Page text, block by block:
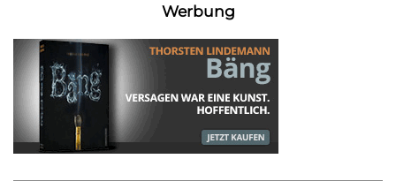
Werbung